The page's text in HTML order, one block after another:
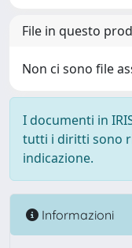
File in questo
Non ci sono file
I documenti in
tutti i diritti sono
indicazione.
Informazioni